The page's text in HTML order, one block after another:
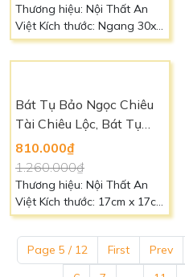
Thương hiệu: Nội Thất An
Việt Kích thước: Ngang 30xm
x Cao 19cm x Sâu 18cm
Chất liệu: đá đúc cao cấp
để biết thêm chi tiết
Bát Tụ Bảo Ngọc Chiêu
Tài Chiêu Lộc, Bát Tụ
Bảo phong thuỷ - Cao
21cm - BTB2302
810.000₫
1.260.000₫
Thương hiệu: Nội Thất An
Việt Kích thước: 17cm x 17cm
x 21cm Chất liệu: Nhựa cao
cấp Màu sắc: Đỏ Liên hệ:
0966 88 39 49 để biết thêm
chi tiết
Page 5 / 12 First Prev